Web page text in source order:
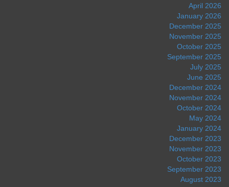
April 2026
January 2026
December 2025
November 2025
October 2025
September 2025
July 2025
June 2025
December 2024
November 2024
October 2024
May 2024
January 2024
December 2023
November 2023
October 2023
September 2023
August 2023